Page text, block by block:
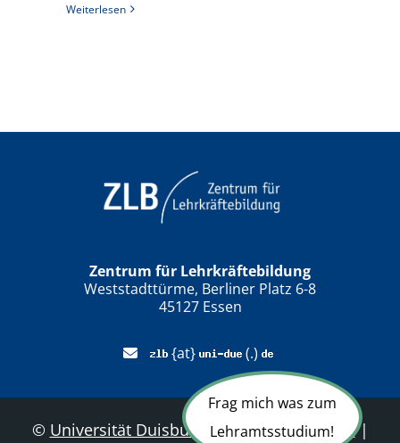
Weiterlesen
Zentrum für Lehrkräftebildung
Weststadttürme, Berliner Platz 6-8
45127 Essen
{at} (.)
© Universität Duisburg-Essen| Sitemap|
Frag mich was zum
Lehramtsstudium!